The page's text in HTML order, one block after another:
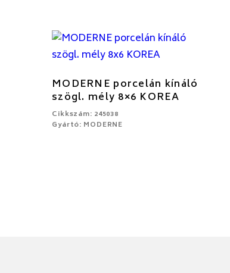
MODERNE porcelán kínáló
szögl. mély 8×6 KOREA
Cikkszám: 245038
Gyártó: MODERNE